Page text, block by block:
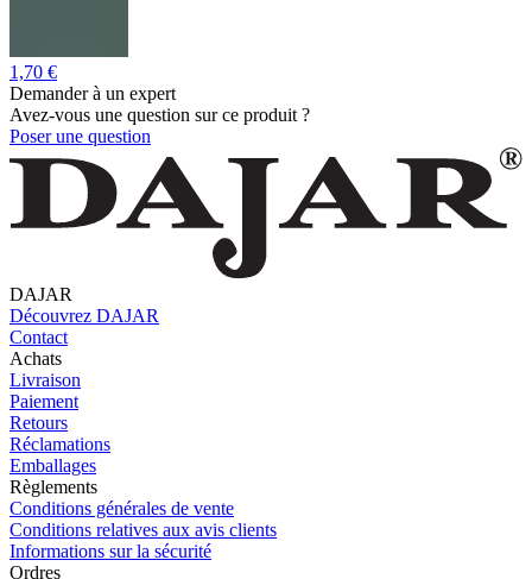
1,70 €
Demander à un expert
Avez-vous une question sur ce produit ?
Poser une question
DAJAR
Découvrez DAJAR
Contact
Achats
Livraison
Paiement
Retours
Réclamations
Emballages
Règlements
Conditions générales de vente
Conditions relatives aux avis clients
Informations sur la sécurité
Ordres